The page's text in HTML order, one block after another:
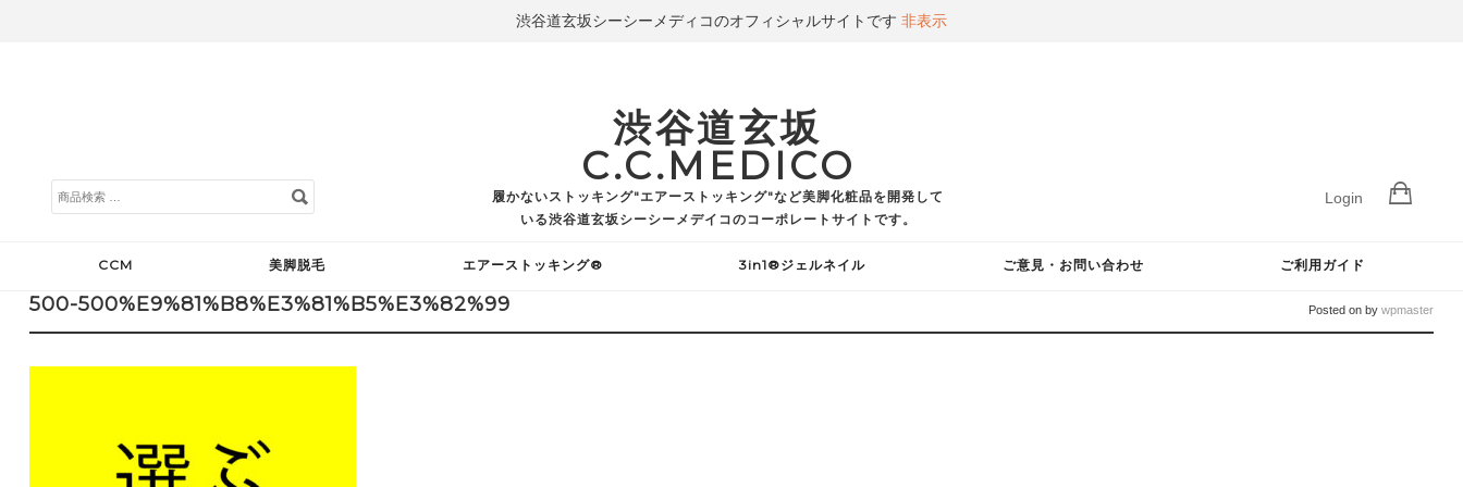
検
索
渋谷道玄坂
C.C.MEDICO
履かないストッキング"エアーストッキング"など美脚化粧品を開発して
いる渋谷道玄坂シーシーメデイコのコーポレートサイトです。
Login
CCM 美脚脱毛 エアーストッキング® 3in1®ジェルネイル ご意見・お問い合わせ ご利用ガイド
500-500%E9%81%B8%E3%81%B5%E3%82%99 Posted on bywpmaster
渋谷道玄坂シーシーメディコのオフィシャルサイトです 非表示